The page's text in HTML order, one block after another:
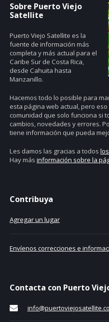
Sobre Puerto Viejo
Satellite
Puerto Viejo Satellite es la
fuente de información más
completa y más actual para el
Caribe Sur de Costa Rica,
desde Cahuita hasta
Manzanillo.
Hacemos todo lo posible para
esta página web actual, pero
comunidad que solo funciona si
cambios, novedades y errores.
tiene información que pueda
Les damos las gracias a todos
Hay más información sobre la
Contribuya
Agregar un lugar
Envíenos correcciones e
Contacta con Puerto